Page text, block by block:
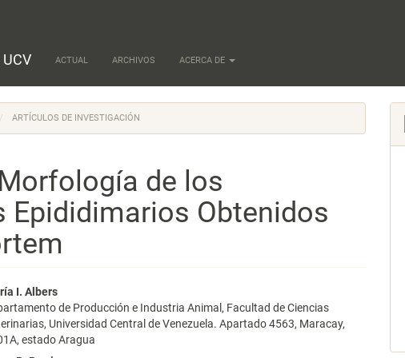
ACTUAL ARCHIVOS ACERCA DE
ARTÍCULOS DE INVESTIGACIÓN
de los
Epididimarios Obtenidos
I. Albers
de Producción e Industria Animal, Facultad de Ciencias
Universidad Central de Venezuela. Apartado 4563, Maracay,
estado Aragua